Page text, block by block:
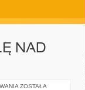
NAD
PULSOMETRY
ZOSTAŁA